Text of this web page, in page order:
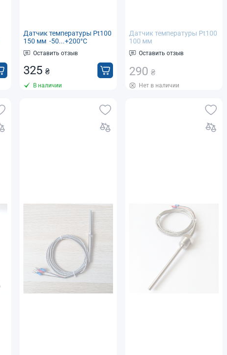
Датчик температуры Pt100
150 мм -50...+200°C
термосопротивление для
ПИД термоконтроллера
Оставить отзыв
325 ₴
В наличии
Датчик температуры Pt100
100 мм
(термосопротивление) для
ПИДОставить отзыв
290 ₴
Нет в наличии